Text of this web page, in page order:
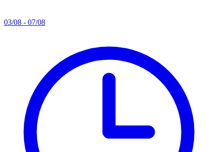
03/08 - 07/08